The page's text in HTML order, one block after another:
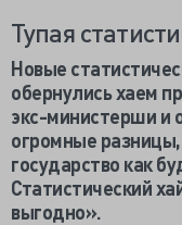
Тупая
Новые
обернулись хаем
экс-министерши и
огромные
государство как
Статистический
выгодно».